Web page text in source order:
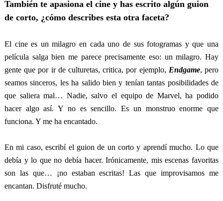
También te apasiona el cine y has escrito algún guion
de corto, ¿cómo describes esta otra faceta?
El cine es un milagro en cada uno de sus fotogramas y que una
película salga bien me parece precisamente eso: un milagro. Hay
gente que por ir de culturetas, critica, por ejemplo, Endgame, pero
seamos sinceros, les ha salido bien y tenían tantas posibilidades de
que saliera mal… Nadie, salvo el equipo de Marvel, ha podido
hacer algo así. Y no es sencillo. Es un monstruo enorme que
funciona. Y me ha encantado.
En mi caso, escribí el guion de un corto y aprendí mucho. Lo que
debía y lo que no debía hacer. Irónicamente, mis escenas favoritas
son las que… ¡no estaban escritas! Las que improvisamos me
encantan. Disfruté mucho.